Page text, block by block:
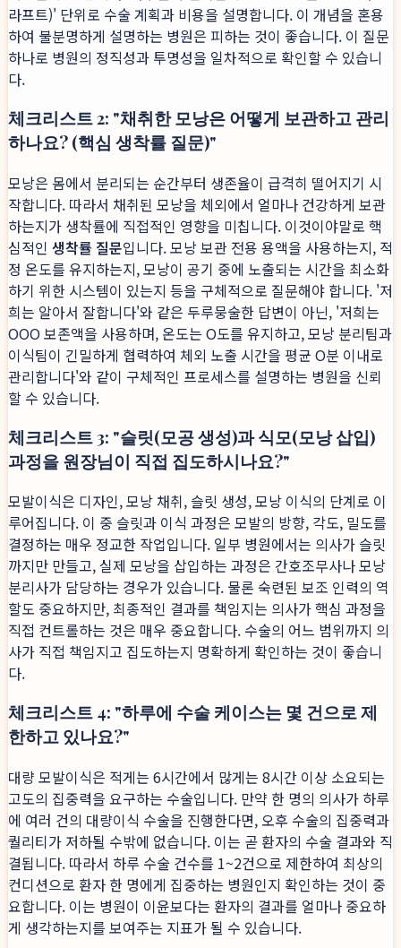
라프트)' 단위로 수술 계획과 비용을 설명합니다. 이 개념을 혼용
하여 불분명하게 설명하는 병원은 피하는 것이 좋습니다. 이 질문
하나로 병원의 정직성과 투명성을 일차적으로 확인할 수 있습니
다.
체크리스트 2: "채취한 모낭은 어떻게 보관하고 관리
하나요? (핵심 생착률 질문)"
모낭은 몸에서 분리되는 순간부터 생존율이 급격히 떨어지기 시
작합니다. 따라서 채취된 모낭을 체외에서 얼마나 건강하게 보관
하는지가 생착률에 직접적인 영향을 미칩니다. 이것이야말로 핵
심적인 생착률 질문입니다. 모낭 보관 전용 용액을 사용하는지, 적
정 온도를 유지하는지, 모낭이 공기 중에 노출되는 시간을 최소화
하기 위한 시스템이 있는지 등을 구체적으로 질문해야 합니다. '저
희는 알아서 잘합니다'와 같은 두루뭉술한 답변이 아닌, '저희는
OOO 보존액을 사용하며, 온도는 O도를 유지하고, 모낭 분리팀과
이식팀이 긴밀하게 협력하여 체외 노출 시간을 평균 O분 이내로
관리합니다'와 같이 구체적인 프로세스를 설명하는 병원을 신뢰
할 수 있습니다.
체크리스트 3: "슬릿(모공 생성)과 식모(모낭 삽입)
과정을 원장님이 직접 집도하시나요?"
모발이식은 디자인, 모낭 채취, 슬릿 생성, 모낭 이식의 단계로 이
루어집니다. 이 중 슬릿과 이식 과정은 모발의 방향, 각도, 밀도를
결정하는 매우 정교한 작업입니다. 일부 병원에서는 의사가 슬릿
까지만 만들고, 실제 모낭을 삽입하는 과정은 간호조무사나 모낭
분리사가 담당하는 경우가 있습니다. 물론 숙련된 보조 인력의 역
할도 중요하지만, 최종적인 결과를 책임지는 의사가 핵심 과정을
직접 컨트롤하는 것은 매우 중요합니다. 수술의 어느 범위까지 의
사가 직접 책임지고 집도하는지 명확하게 확인하는 것이 좋습니
다.
체크리스트 4: "하루에 수술 케이스는 몇 건으로 제
한하고 있나요?"
대량 모발이식은 적게는 6시간에서 많게는 8시간 이상 소요되는
고도의 집중력을 요구하는 수술입니다. 만약 한 명의 의사가 하루
에 여러 건의 대량이식 수술을 진행한다면, 오후 수술의 집중력과
퀄리티가 저하될 수밖에 없습니다. 이는 곧 환자의 수술 결과와 직
결됩니다. 따라서 하루 수술 건수를 1~2건으로 제한하여 최상의
컨디션으로 환자 한 명에게 집중하는 병원인지 확인하는 것이 중
요합니다. 이는 병원이 이윤보다는 환자의 결과를 얼마나 중요하
게 생각하는지를 보여주는 지표가 될 수 있습니다.